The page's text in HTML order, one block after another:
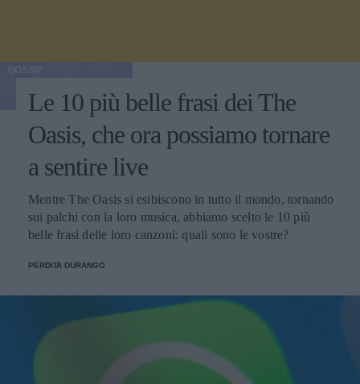
Le 10 più belle frasi dei The
Oasis, che ora possiamo tornare
a sentire live
Mentre The Oasis si esibiscono in tutto il mondo, tornando
sui palchi con la loro musica, abbiamo scelto le 10 più
belle frasi delle loro canzoni: quali sono le vostre?
PERDITA DURANGO